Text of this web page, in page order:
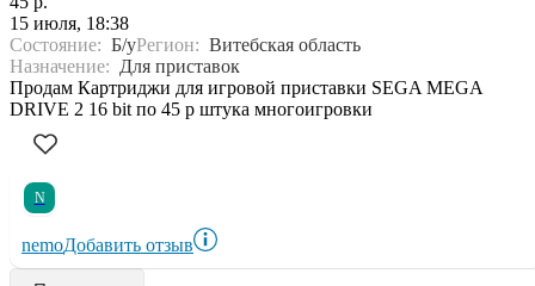
15 июля, 18:38
Состояние: Б/уРегион: Витебская область
Назначение: Для приставок
Продам Картриджи для игровой приставки SEGA MEGA
DRIVE 2 16 bit по 45 р штука многоигровки
N
nemoДобавить отзыв